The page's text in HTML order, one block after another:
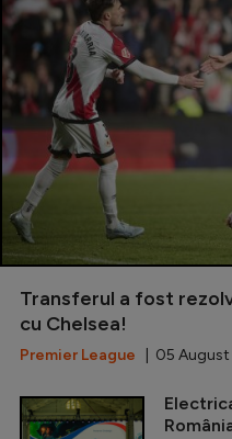
Transferul a fost
cu Chelsea!
Premier League | 05 August